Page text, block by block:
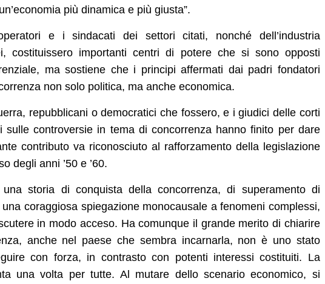
più dinamica e più giusta”.
e i sindacati dei settori citati, nonché dell’industria
costituissero importanti centri di potere che si sono opposti
ma sostiene che i principi affermati dai padri fondatori
non solo politica, ma anche economica.
repubblicani o democratici che fossero, e i giudici delle corti
controversie in tema di concorrenza hanno finito per dare
contributo va riconosciuto al rafforzamento della legislazione
degli anni ’50 e ’60.
storia di conquista della concorrenza, di superamento di
coraggiosa spiegazione monocausale a fenomeni complessi,
in modo acceso. Ha comunque il grande merito di chiarire
anche nel paese che sembra incarnarla, non è uno stato
con forza, in contrasto con potenti interessi costituiti. La
una volta per tutte. Al mutare dello scenario economico, si